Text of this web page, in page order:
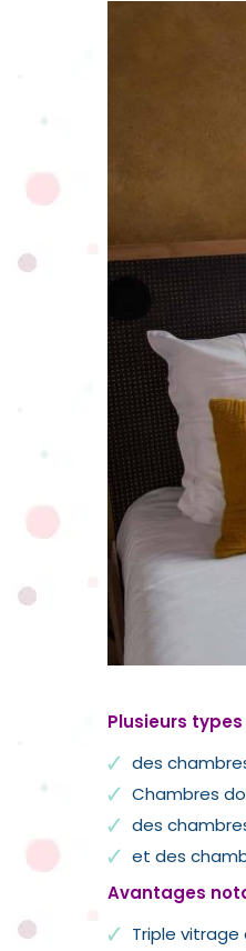
Plusieurs
des
Chambres
des
et des
Avantages
Triple